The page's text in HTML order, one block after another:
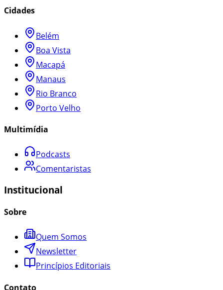
Cidades
Belém
Boa Vista
Macapá
Manaus
Rio Branco
Porto Velho
Multimídia
Podcasts
Comentaristas
Institucional
Sobre
Quem Somos
Newsletter
Princípios Editoriais
Contato